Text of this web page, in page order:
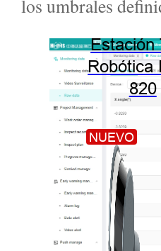
Estación
Robótica
820
NUEVO
los umbrales